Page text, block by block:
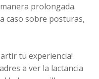
prolongada.
caso sobre posturas,
tu experiencia!
a ver la lactancia